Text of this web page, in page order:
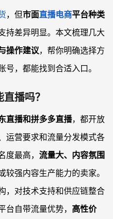
能享受流量优势吗？
，但市面直播电商平台种类
持差异明显。本文梳理几大
操作建议，帮你明确选择方
，都能找到合适入口。
播吗？
直播和拼多多直播，都开放
运营要求和流量分发模式各
最高， 流量大、内容氛围
强内容生产能力的卖家。
，对技术支持和供应链整合
自带流量优势， 高性价